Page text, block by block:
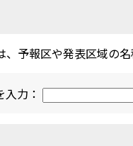
、予報区や発表区域の
力：